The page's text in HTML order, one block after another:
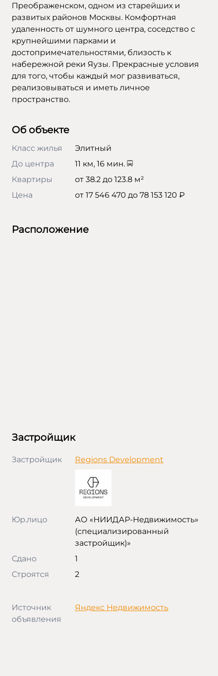
Преображенском, одном из старейших и
развитых районов Москвы. Комфортная
удаленность от шумного центра, соседство с
крупнейшими парками и
достопримечательностями, близость к
набережной реки Яузы. Прекрасные условия
для того, чтобы каждый мог развиваться,
реализовываться и иметь личное
пространство.
Об объекте
Класс жилья
Элитный
До центра
11 км, 16 мин.
Квартиры
от 38.2 до 123.8 м²
Цена
от 17 546 470 до 78 153 120 ₽
Расположение
Застройщик
Застройщик Regions Development
Юр.лицо
АО «НИИДАР-Недвижимость»
(специализированный
застройщик)»
Сдано
1
Строятся
2
Источник
объявления
Яндекс Недвижимость